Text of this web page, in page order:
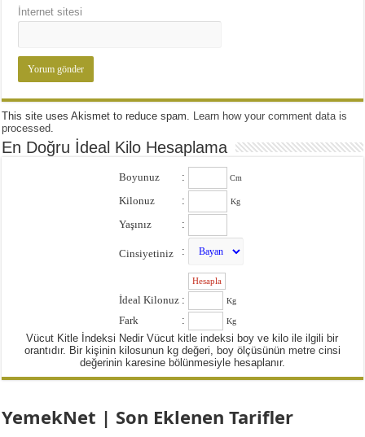
İnternet sitesi
This site uses Akismet to reduce spam. Learn how your comment data is
processed.
En Doğru İdeal Kilo Hesaplama
Boyunuz : Cm
Kilonuz : Kg
Yaşınız :
Cinsiyetiniz :
İdeal Kilonuz : Kg
Fark : Kg
Vücut Kitle İndeksi Nedir Vücut kitle indeksi boy ve kilo ile ilgili bir
orantıdır. Bir kişinin kilosunun kg değeri, boy ölçüsünün metre cinsi
değerinin karesine bölünmesiyle hesaplanır.
YemekNet | Son Eklenen Tarifler